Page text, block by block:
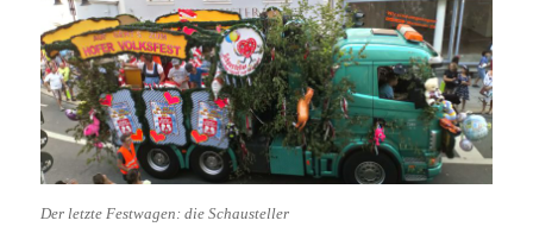
Der letzte Festwagen: die Schausteller